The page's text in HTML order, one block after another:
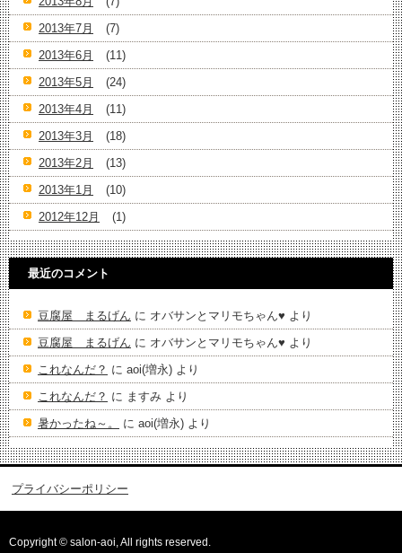
2013年7月
(7)
2013年6月
(11)
2013年5月
(24)
2013年4月
(11)
2013年3月
(18)
2013年2月
(13)
2013年1月
(10)
2012年12月
(1)
最近のコメント
豆腐屋 まるげん に オバサンとマリモちゃん♥️ より
豆腐屋 まるげん に オバサンとマリモちゃん♥️ より
これなんだ？ に aoi(増永) より
これなんだ？ に ますみ より
暑かったね～。
に aoi(増永) より
プライバシーポリシー
Copyright © salon-aoi, All rights reserved.